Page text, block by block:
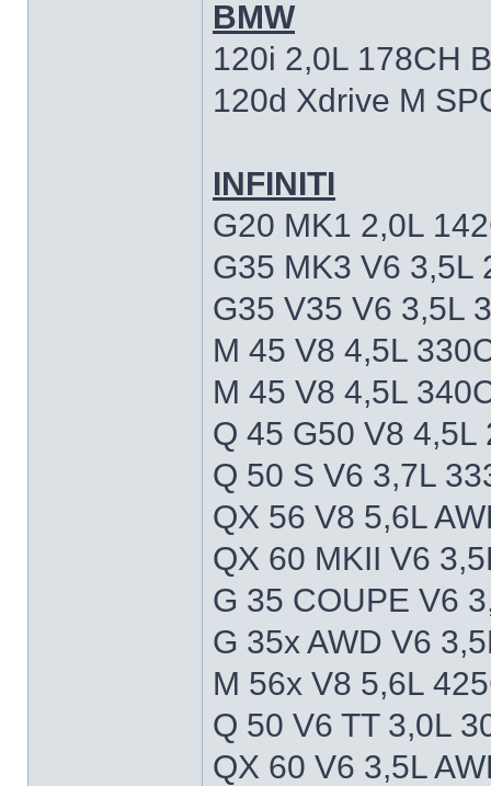
BMW
120i 2,0L 178CH
120d Xdrive M
INFINITI
G20 MK1 2,0L
G35 MK3 V6 3,5L
G35 V35 V6 3,5L
M 45 V8 4,5L
M 45 V8 4,5L
Q 45 G50 V8
Q 50 S V6 3,7L
QX 56 V8 5,6L
QX 60 MKII V6
G 35 COUPE V6
G 35x AWD V6
M 56x V8 5,6L
Q 50 V6 TT 3,0L
QX 60 V6 3,5L